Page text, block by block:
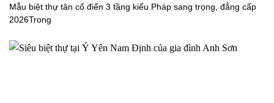
Mẫu biệt thự tân cổ điển 3 tầng kiểu Pháp sang trọng, đẳng cấp
2026Trong